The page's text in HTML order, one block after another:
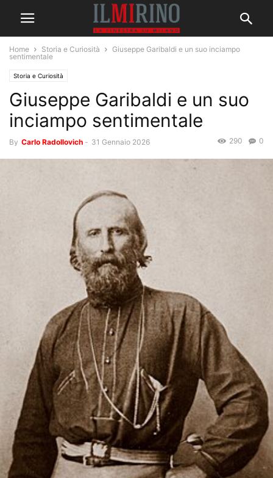
Home Storia e Curiosità
Giuseppe Garibaldi e un suo inciampo
sentimentale
Storia e Curiosità
Giuseppe Garibaldi e un suo
inciampo sentimentale
By Carlo Radollovich - 31 Gennaio 2026 0
290